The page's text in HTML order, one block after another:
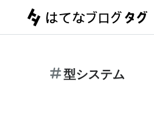
型システム